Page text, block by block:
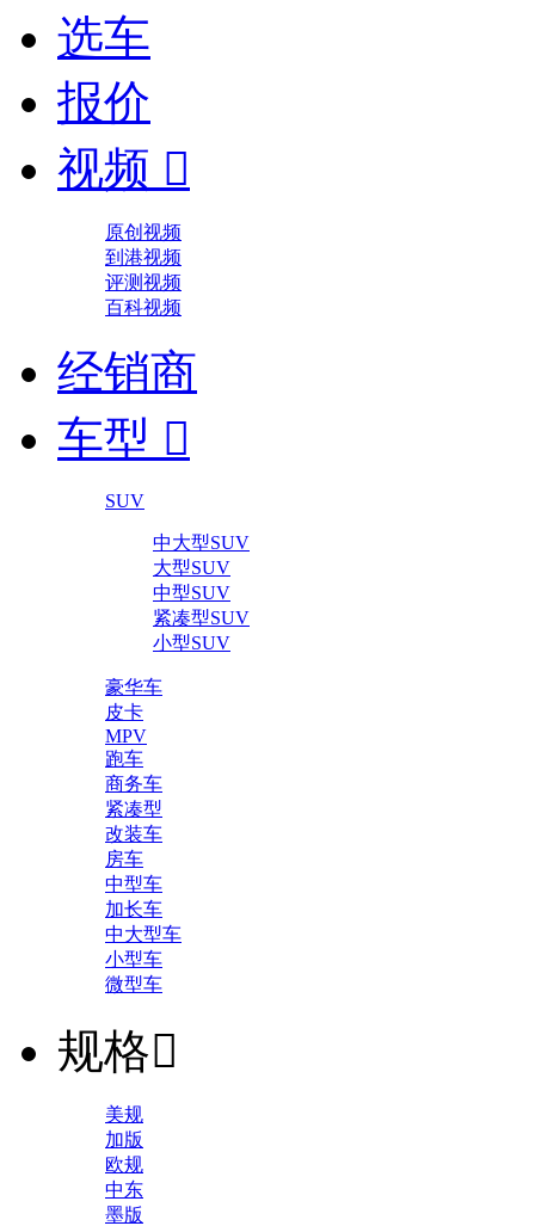
选车
报价
视频 
原创视频
到港视频
评测视频
百科视频
经销商
车型 
SUV
中大型SUV
大型SUV
中型SUV
紧凑型SUV
小型SUV
豪华车
皮卡
MPV
跑车
商务车
紧凑型
改装车
房车
中型车
加长车
中大型车
小型车
微型车
规格
美规
加版
欧规
中东
墨版